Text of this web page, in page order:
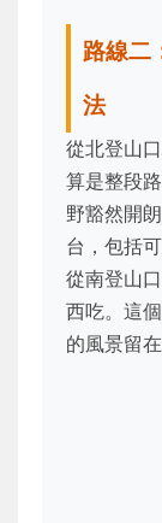
路線二
法
從北登山
算是整段
野豁然開
台，包括
從南登山
西吃。這
的風景留